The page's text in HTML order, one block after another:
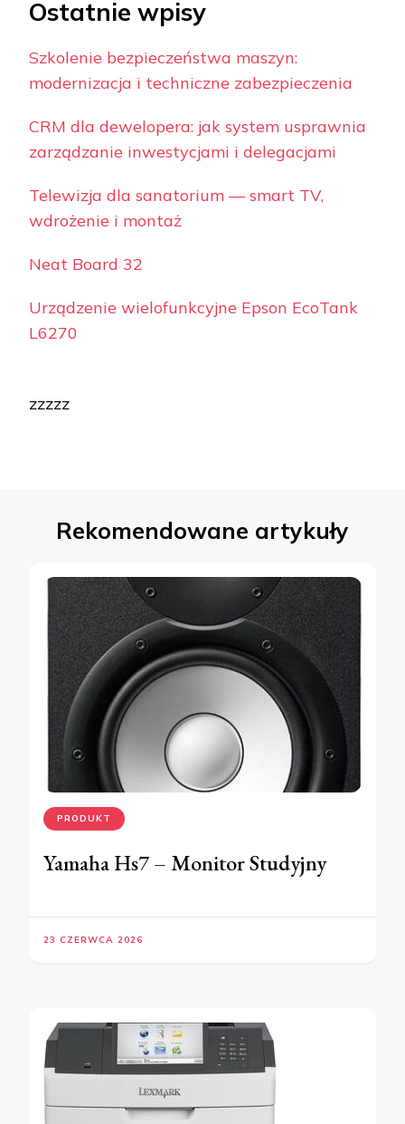
Ostatnie wpisy
Szkolenie bezpieczeństwa maszyn:
modernizacja i techniczne zabezpieczenia
CRM dla dewelopera: jak system usprawnia
zarządzanie inwestycjami i delegacjami
Telewizja dla sanatorium — smart TV,
wdrożenie i montaż
Neat Board 32
Urządzenie wielofunkcyjne Epson EcoTank
L6270
zzzzz
Rekomendowane artykuły
PRODUKT
Yamaha Hs7 – Monitor Studyjny
23 CZERWCA 2026